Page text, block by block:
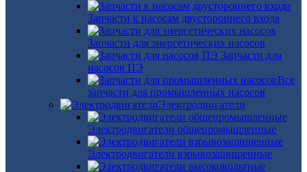
Запчасти к насосам двустороннего входа
Запчасти для энергетических насосов
Запчасти для
насосов ПЭ
Все
запчасти для промышленных насосов
Электродвигатели
Электродвигатели общепромышленные
Электродвигатели взрывозащищенные